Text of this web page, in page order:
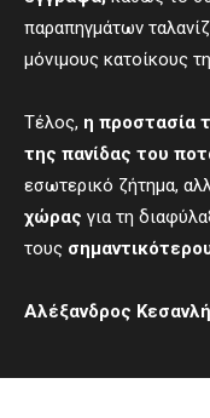
παραπηγμάτων
μόνιμους κατοίκους
Τέλος, η προστασία
της πανίδας του
εσωτερικό ζήτημα,
χώρας για τη
τους
Αλέξανδρος